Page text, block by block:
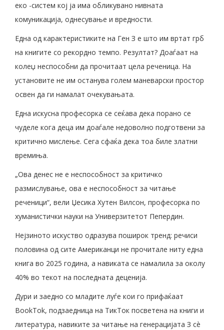
еко -систем кој ја има обликувано нивната
комуникација, однесување и вредности.
Една од карактеристиките на Ген З е што им вртат грб
на книгите со рекордно темпо. Резултат? Доаѓаат на
колеџ неспособни да прочитаат цела реченица. На
установите не им останува голем маневарски простор
освен да ги намалат очекувањата.
Една искусна професорка се сеќава дека порано се
чуделе кога деца им доаѓале недоволно подготвени за
критично мислење. Сега сфаќа дека тоа биле златни
времиња.
„Ова денес не е неспособност за критичко
размислување, ова е неспособност за читање
реченици“, вели Џесика Хутен Вилсон, професорка по
хуманистички науки на Универзитетот Пепердин.
Нејзиното искуство одразува поширок тренд: речиси
половина од сите Американци не прочитале ниту една
книга во 2025 година, а навиката се намалила за околу
40% во текот на последната деценија.
Дури и заедно со младите луѓе кои го прифаќаат
BookTok, подзаедница на ТикТок посветена на книги и
литература, навиките за читање на генерацијата З сè